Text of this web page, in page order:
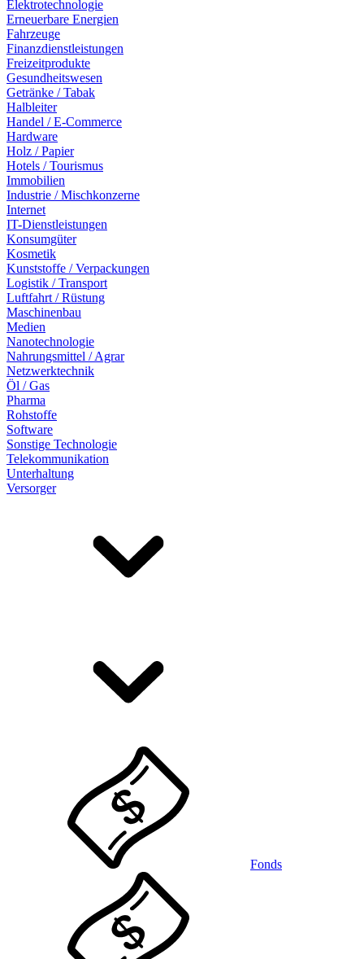
Elektrotechnologie
Erneuerbare Energien
Fahrzeuge
Finanzdienstleistungen
Freizeitprodukte
Gesundheitswesen
Getränke / Tabak
Halbleiter
Handel / E-Commerce
Hardware
Holz / Papier
Hotels / Tourismus
Immobilien
Industrie / Mischkonzerne
Internet
IT-Dienstleistungen
Konsumgüter
Kosmetik
Kunststoffe / Verpackungen
Logistik / Transport
Luftfahrt / Rüstung
Maschinenbau
Medien
Nanotechnologie
Nahrungsmittel / Agrar
Netzwerktechnik
Öl / Gas
Pharma
Rohstoffe
Software
Sonstige Technologie
Telekommunikation
Unterhaltung
Versorger
Fonds